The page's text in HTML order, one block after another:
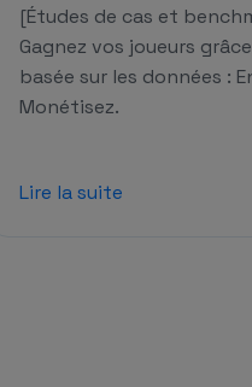
[Études de cas et
Gagnez vos joueurs
basée sur les données :
Monétisez.
Lire la suite